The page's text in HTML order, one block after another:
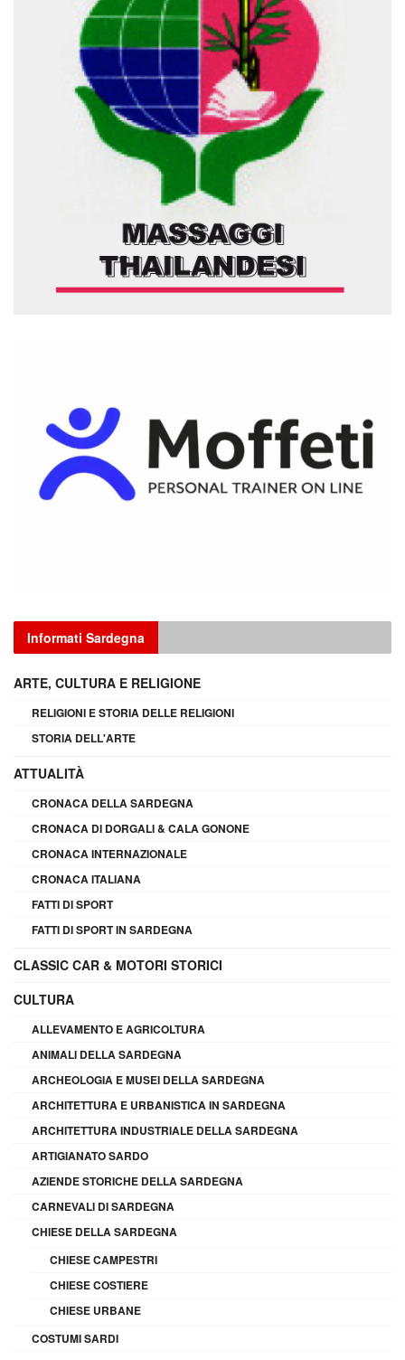
Informati Sardegna
ARTE, CULTURA E RELIGIONE
RELIGIONI E STORIA DELLE RELIGIONI
STORIA DELL'ARTE
ATTUALITÀ
CRONACA DELLA SARDEGNA
CRONACA DI DORGALI & CALA GONONE
CRONACA INTERNAZIONALE
CRONACA ITALIANA
FATTI DI SPORT
FATTI DI SPORT IN SARDEGNA
CLASSIC CAR & MOTORI STORICI
CULTURA
ALLEVAMENTO E AGRICOLTURA
ANIMALI DELLA SARDEGNA
ARCHEOLOGIA E MUSEI DELLA SARDEGNA
ARCHITETTURA E URBANISTICA IN SARDEGNA
ARCHITETTURA INDUSTRIALE DELLA SARDEGNA
ARTIGIANATO SARDO
AZIENDE STORICHE DELLA SARDEGNA
CARNEVALI DI SARDEGNA
CHIESE DELLA SARDEGNA
CHIESE CAMPESTRI
CHIESE COSTIERE
CHIESE URBANE
COSTUMI SARDI